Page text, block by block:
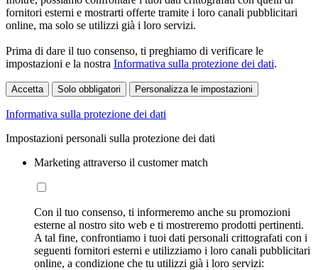
fornitori esterni e mostrarti offerte tramite i loro canali pubblicitari
online, ma solo se utilizzi già i loro servizi.
Prima di dare il tuo consenso, ti preghiamo di verificare le
impostazioni e la nostra Informativa sulla protezione dei dati.
Accetta Solo obbligatori Personalizza le impostazioni
Informativa sulla protezione dei dati
Impostazioni personali sulla protezione dei dati
Marketing attraverso il customer match
Con il tuo consenso, ti informeremo anche su promozioni
esterne al nostro sito web e ti mostreremo prodotti pertinenti.
A tal fine, confrontiamo i tuoi dati personali crittografati con i
seguenti fornitori esterni e utilizziamo i loro canali pubblicitari
online, a condizione che tu utilizzi già i loro servizi: